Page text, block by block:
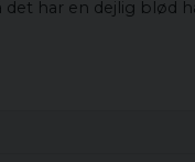
det har en dejlig blød